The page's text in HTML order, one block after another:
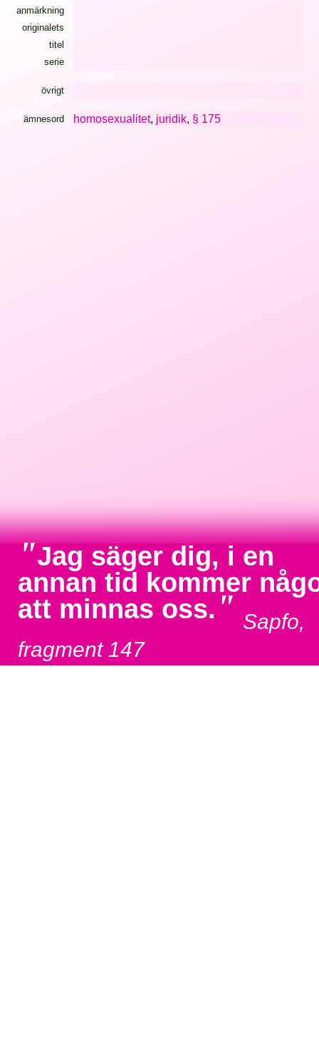
anmärkning
originalets
titel
serie
övrigt
ämnesord homosexualitet, juridik, § 175
"Jag säger dig, i en
annan tid kommer
att minnas oss. " Sapfo,
fragment 147